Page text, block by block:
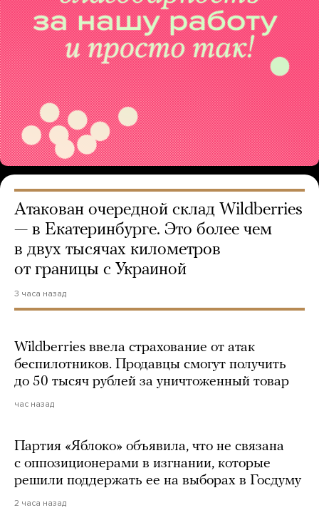
Атакован очередной склад Wildberries
— в Екатеринбурге. Это более чем
в двух тысячах километров
от границы с Украиной
3 часа назад
Wildberries ввела страхование от атак
беспилотников. Продавцы смогут получить
до 50 тысяч рублей за уничтоженный товар
час назад
Партия «Яблоко» объявила, что не связана
с оппозиционерами в изгнании, которые
решили поддержать ее на выборах в Госдуму
2 часа назад